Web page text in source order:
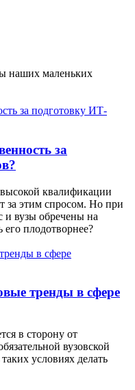
наших маленьких
за
квалификации
за этим спросом. Но при
и вузы обречены на
его плодотворнее?
тренды в сфере
в сторону от
вузовской
условиях делать